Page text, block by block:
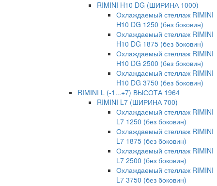
RIMINI H10 DG (ШИРИНА 1000)
Охлаждаемый стеллаж RIMINI
H10 DG 1250 (без боковин)
Охлаждаемый стеллаж RIMINI
H10 DG 1875 (без боковин)
Охлаждаемый стеллаж RIMINI
H10 DG 2500 (без боковин)
Охлаждаемый стеллаж RIMINI
H10 DG 3750 (без боковин)
RIMINI L (-1...+7) ВЫСОТА 1964
RIMINI L7 (ШИРИНА 700)
Охлаждаемый стеллаж RIMINI
L7 1250 (без боковин)
Охлаждаемый стеллаж RIMINI
L7 1875 (без боковин)
Охлаждаемый стеллаж RIMINI
L7 2500 (без боковин)
Охлаждаемый стеллаж RIMINI
L7 3750 (без боковин)